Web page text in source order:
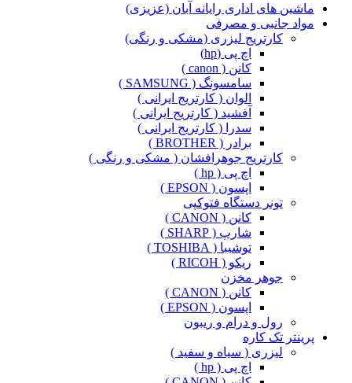
ماشین های اداری رایانه آبان (عزیزی)
مواد جانبی و مصرفی
کارتریج لیزری (مشکی و رنگی)
اچ پی (hp)
کانن ( canon )
سامسونگ ( SAMSUNG )
الوان ( کارتریج ایرانی )
آفشید ( کارتریج ایرانی )
سدرا ( کارتریج ایرانی )
برادر ( BROTHER )
کارتریج جوهرافشان ( مشکی و رنگی )
اچ پی ( hp )
اپسون ( EPSON )
تونر دستگاه فتوکپی
کانن ( CANON )
شارپ ( SHARP )
توشیبا ( TOSHIBA )
ریکو ( RICOH )
جوهر مخزن
کانن ( CANON )
اپسون ( EPSON )
رول و درام و ریبون
پرینتر تک کاره
لیزری ( سیاه و سفید )
اچ پی ( hp )